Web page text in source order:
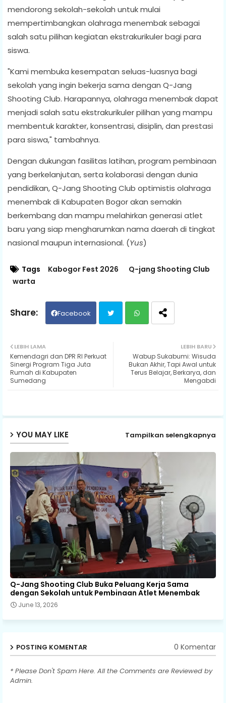
mendorong sekolah-sekolah untuk mulai
mempertimbangkan olahraga menembak sebagai
salah satu pilihan kegiatan ekstrakurikuler bagi para
siswa.
"Kami membuka kesempatan seluas-luasnya bagi
sekolah yang ingin bekerja sama dengan Q-Jang
Shooting Club. Harapannya, olahraga menembak dapat
menjadi salah satu ekstrakurikuler pilihan yang mampu
membentuk karakter, konsentrasi, disiplin, dan prestasi
para siswa," tambahnya.
Dengan dukungan fasilitas latihan, program pembinaan
yang berkelanjutan, serta kolaborasi dengan dunia
pendidikan, Q-Jang Shooting Club optimistis olahraga
menembak di Kabupaten Bogor akan semakin
berkembang dan mampu melahirkan generasi atlet
baru yang siap mengharumkan nama daerah di tingkat
nasional maupun internasional. (Yus)
Tags Kabogor Fest 2026
Q-jang Shooting Club
warta
Facebook
ter ats
LEBIH BARU
Wabup Sukabumi: Wisuda
Bukan Akhir, Tapi Awal untuk
Terus Belajar, Berkarya, dan
Mengabdi
LEBIH LAMA
Kemendagri dan DPR RI Perkuat
Sinergi Program Tiga Juta
Rumah di Kabupaten
Sumedang
YOU MAY LIKE Tampilkan selengkapnya
Q-Jang Shooting Club Buka Peluang Kerja Sama
dengan Sekolah untuk Pembinaan Atlet Menembak
June 13, 2026
POSTING KOMENTAR 0 Komentar
* Please Don't Spam Here. All the Comments are Reviewed by
Admin.